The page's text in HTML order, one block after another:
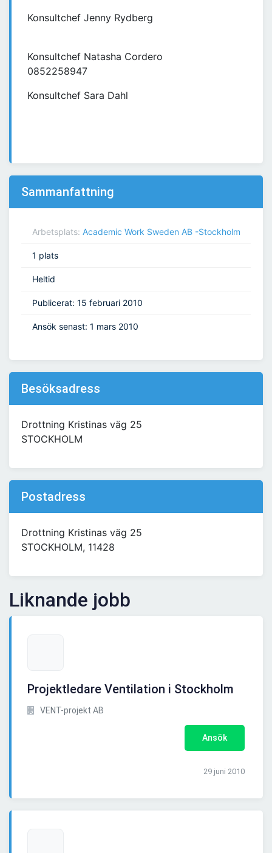
Konsultchef Jenny Rydberg
Konsultchef Natasha Cordero
0852258947
Konsultchef Sara Dahl
Sammanfattning
Arbetsplats: Academic Work Sweden AB -Stockholm
1 plats
Heltid
Publicerat: 15 februari 2010
Ansök senast: 1 mars 2010
Besöksadress
Drottning Kristinas väg 25
STOCKHOLM
Postadress
Drottning Kristinas väg 25
STOCKHOLM, 11428
Liknande jobb
Projektledare Ventilation i Stockholm
VENT-projekt AB
Ansök
29 juni 2010